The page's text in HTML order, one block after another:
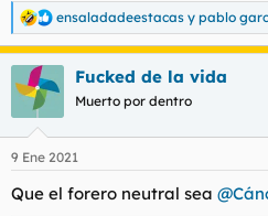
R
e
a
c
e
:
ensaladadeestacas y pablo
Fucked de la vida
Muerto por dentro
9 Ene 2021
Que el forero neutral sea